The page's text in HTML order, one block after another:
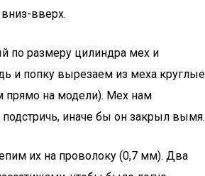
вверх.
по размеру цилиндра мех и
и попку вырезаем из меха круглые
прямо на модели). Мех нам
иначе бы он закрыл вымя.
их на проволоку (0,7 мм). Два